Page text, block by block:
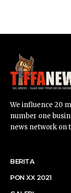
We influence 20
number one
news network on
BERITA
PON XX 2021